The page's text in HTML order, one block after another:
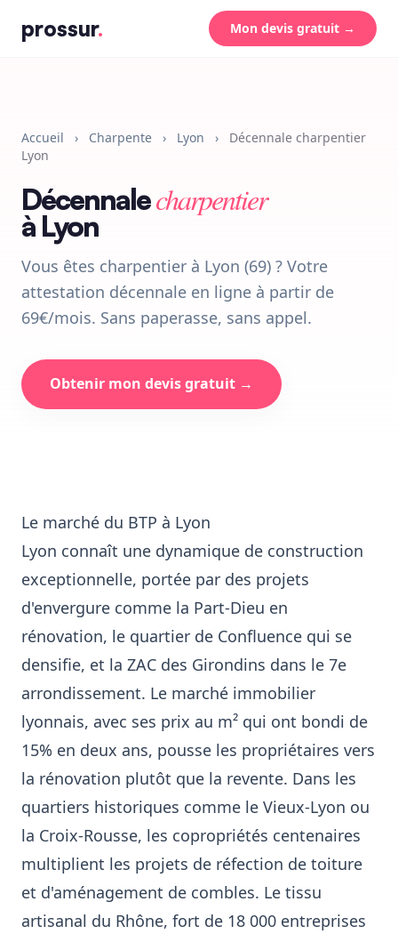
prossur. Mon devis gratuit →
Accueil › Charpente › Lyon ›
Décennale charpentier
Lyon
Décennalecharpentier
à Lyon
Vous êtes charpentier à Lyon (69) ? Votre
attestation décennale en ligne à partir de
69€/mois. Sans paperasse, sans appel.
Obtenir mon devis gratuit →
Le marché du BTP à Lyon
Lyon connaît une dynamique de construction
exceptionnelle, portée par des projets
d'envergure comme la Part-Dieu en
rénovation, le quartier de Confluence qui se
densifie, et la ZAC des Girondins dans le 7e
arrondissement. Le marché immobilier
lyonnais, avec ses prix au m² qui ont bondi de
15% en deux ans, pousse les propriétaires vers
la rénovation plutôt que la revente. Dans les
quartiers historiques comme le Vieux-Lyon ou
la Croix-Rousse, les copropriétés centenaires
multiplient les projets de réfection de toiture
et d'aménagement de combles. Le tissu
artisanal du Rhône, fort de 18 000 entreprises